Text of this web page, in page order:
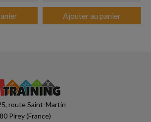
Ajouter au panier
route Saint-Martin
Pirey (France)